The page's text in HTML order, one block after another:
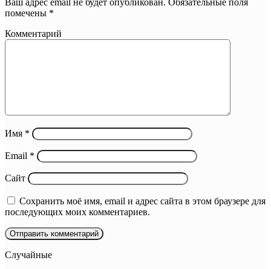
Ваш адрес email не будет опубликован. Обязательные поля
помечены *
Комментарий
Имя *
Email *
Сайт
Сохранить моё имя, email и адрес сайта в этом браузере для
последующих моих комментариев.
Случайные